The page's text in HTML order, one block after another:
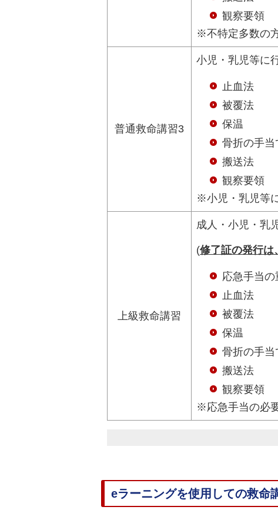
観察要領
※不特定多数の
普通救命講習3
小児・乳児等に
止血法
被覆法
保温
骨折の手当
搬送法
観察要領
※小児・乳児等
上級救命講習
成人・小児・乳
(修了証の発行は
応急手当の
止血法
被覆法
保温
骨折の手当
搬送法
観察要領
※応急手当の必
eラーニングを使用しての救命